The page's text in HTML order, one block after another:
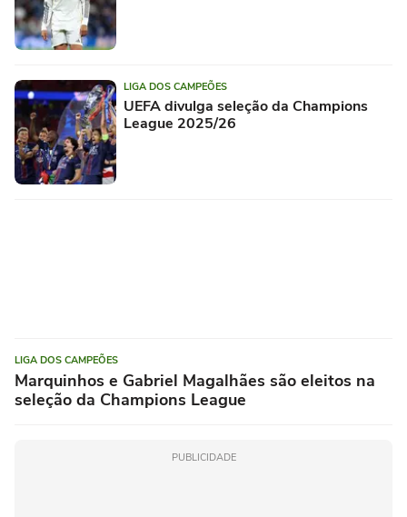
LIGA DOS CAMPEÕES
UEFA divulga seleção da Champions
League 2025/26
LIGA DOS CAMPEÕES
Marquinhos e Gabriel Magalhães são eleitos na
seleção da Champions League
PUBLICIDADE